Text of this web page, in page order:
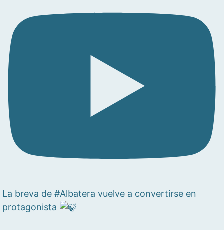
La breva de #Albatera vuelve a convertirse en
protagonista